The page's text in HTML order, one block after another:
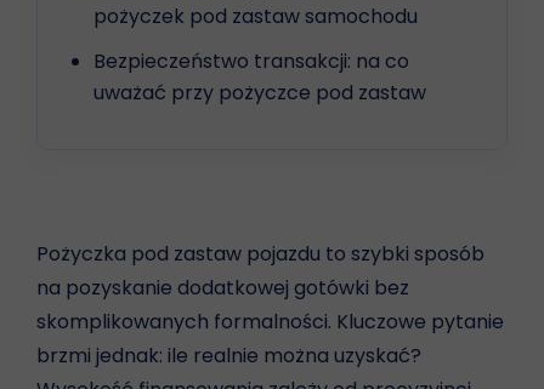
pożyczek pod zastaw samochodu
Bezpieczeństwo transakcji: na co
uważać przy pożyczce pod zastaw
Pożyczka pod zastaw pojazdu to szybki sposób
na pozyskanie dodatkowej gotówki bez
skomplikowanych formalności. Kluczowe pytanie
brzmi jednak: ile realnie można uzyskać?